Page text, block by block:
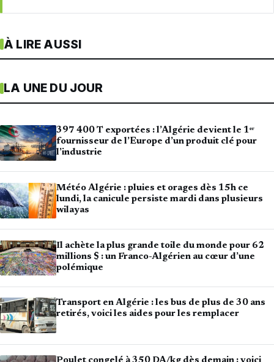
À LIRE AUSSI
LA UNE DU JOUR
397 400 T exportées : l’Algérie devient le 1ᵉʳ
fournisseur de l’Europe d’un produit clé pour
l’industrie
Météo Algérie : pluies et orages dès 15h ce
lundi, la canicule persiste mardi dans plusieurs
wilayas
Il achète la plus grande toile du monde pour 62
millions $ : un Franco-Algérien au cœur d’une
polémique
Transport en Algérie : les bus de plus de 30 ans
retirés, voici les aides pour les remplacer